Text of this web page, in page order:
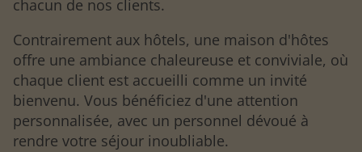
chacun de nos clients.
Contrairement aux hôtels, une maison d'hôtes
offre une ambiance chaleureuse et conviviale, où
chaque client est accueilli comme un invité
bienvenu. Vous bénéficiez d'une attention
personnalisée, avec un personnel dévoué à
rendre votre séjour inoubliable.